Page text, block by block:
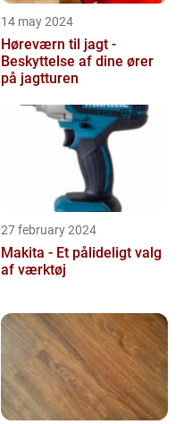
14 may 2024
Høreværn til jagt -
Beskyttelse af dine ører
på jagtturen
27 february 2024
Makita - Et pålideligt valg
af værktøj